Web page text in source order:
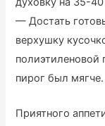
— Достать
верхушку
полиэтиленовой
пирог был мягче.
Приятного